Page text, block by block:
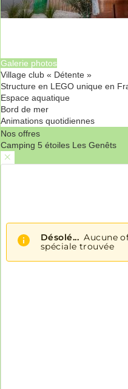
Galerie photos
Village club « Détente »
Structure en LEGO unique en
Espace aquatique
Bord de mer
Animations quotidiennes
Nos offres
Camping 5 étoiles Les Genêts